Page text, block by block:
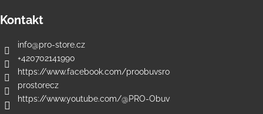
Kontakt
info@pro-store.cz
+420702141990
https://www.facebook.com/proobuvsro
prostorecz
https://www.youtube.com/@PRO-Obuv